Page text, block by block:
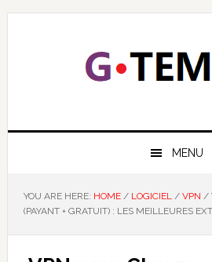
Skip
Skip
Skip
Skip
MENU
YOU ARE HERE: HOME / LOGICIEL / VPN /
(PAYANT + GRATUIT) : LES MEILLEURES